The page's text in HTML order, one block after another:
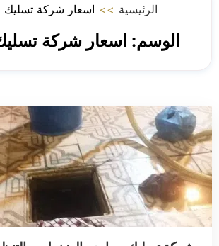
الرئيسية >> اسعار شركة تسليك
الوسم: اسعار شركة